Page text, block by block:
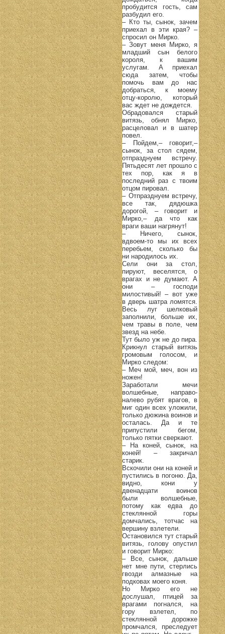
пробудится гость, сам
разбудил его.
– Кто ты, сынок, зачем
приехал в эти края? –
спросил он Мирко.
– Зовут меня Мирко, я
младший сын белого
короля, к вашим
услугам. А приехал
сюда затем, чтобы
помочь вам до нас
добраться, к моему
отцу-королю, который
вас ждет не дождется.
Обрадовался старый
витязь, обнял Мирко,
расцеловал и в шатер
повел.
– Пойдем,– говорит,–
сынок, за стол сядем,
отпразднуем встречу.
Пятьдесят лет прошло с
тех пор, как я в
последний раз с твоим
отцом пировал.
– Отпразднуем встречу,
все так, дядюшка
дорогой, – говорит и
Мирко,– да что как
враги ваши нагрянут!
– Ничего, сынок,
вдвоем-то мы их всех
перебьем, сколько бы
ни народилось их.
Сели они за стол,
пируют, веселятся, о
врагах и не думают. А
они – господи
милостивый! – вот уже
в дверь шатра ломятся.
Весь луг шелковый
заполнили, больше их,
чем травы в поле, чем
звезд на небе.
Тут было уж не до пира.
Крикнул старый витязь
громовым голосом, и
Мирко следом:
– Меч мой, меч, вон из
ножен!
Заработали мечи
волшебные, направо-
налево рубят врагов, в
миг один всех уложили,
только дюжина воинов и
осталась. Да и те
припустили бегом,
только пятки сверкают.
– На коней, сынок, на
коней! – закричал
старик.
Вскочили они на коней и
пустились в погоню. Да,
видно, кони у
двенадцати воинов
были волшебные,
потому как едва до
стеклянной горы
домчались, тотчас на
вершину взлетели.
Остановился тут старый
витязь, голову опустил
и говорит Мирко:
– Все, сынок, дальше
нет мне пути, стерлись
гвозди алмазные на
подковах моего коня.
Но Мирко его не
дослушал, птицей за
врагами погнался, на
гору взлетел, по
стеклянной дорожке
промчался, преследует